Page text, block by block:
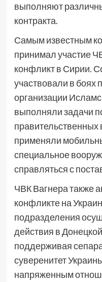
выполняют
контракта.
Самым известным
принимал участие
конфликт в Сирии.
участвовали в боях
организации
выполняли задачи
применяли
специальное
справляться с
ЧВК Вагнера также
конфликте на
подразделения
действия в
поддерживая
суверенитет
напряженным